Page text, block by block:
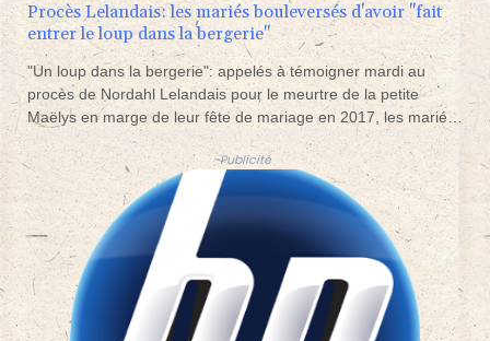
Procès Lelandais: les mariés bouleversés d'avoir "fait
entrer le loup dans la bergerie"
"Un loup dans la bergerie": appelés à témoigner mardi au
procès de Nordahl Lelandais pour le meurtre de la petite
Maëlys en marge de leur fête de mariage en 2017, les mariés
se sont dits en "colère" d'avoir invité l'accusé sans jamais avoir
imaginé sa "noirceur".
Publicité